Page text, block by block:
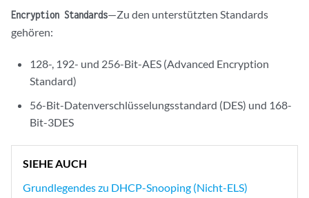
Encryption Standards—Zu den unterstützten Standards
gehören:
128-, 192- und 256-Bit-AES (Advanced Encryption
Standard)
56-Bit-Datenverschlüsselungsstandard (DES) und 168-
Bit-3DES
SIEHE AUCH
Grundlegendes zu DHCP-Snooping (Nicht-ELS)